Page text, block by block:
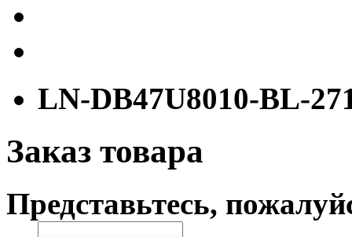
LN-DB47U8010-BL-
Заказ товара
Представьтесь,